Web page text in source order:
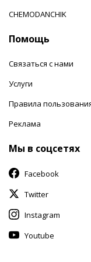
CHEMODANCHIK
Помощь
Связаться с нами
Услуги
Правила
Реклама
Мы в соцсетях
Facebook
Twitter
Instagram
Youtube